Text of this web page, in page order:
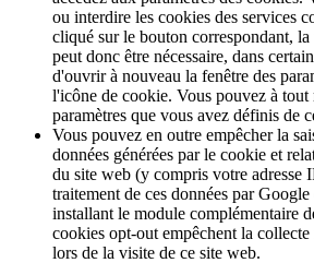
ou interdire les cookies des services
cliqué sur le bouton correspondant,
peut donc être nécessaire, dans
d'ouvrir à nouveau la fenêtre des
l'icône de cookie. Vous pouvez à
paramètres que vous avez définis de
Vous pouvez en outre empêcher la
données générées par le cookie et
du site web (y compris votre adresse
traitement de ces données par
installant le module complémentaire
cookies opt-out empêchent la
lors de la visite de ce site web.